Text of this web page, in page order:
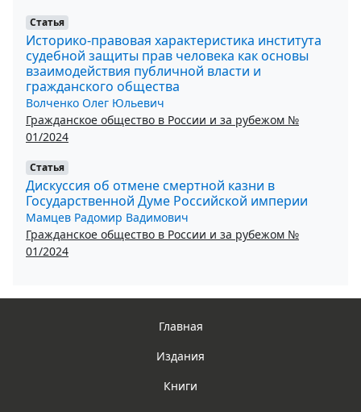
Статья
Историко-правовая характеристика института
судебной защиты прав человека как основы
взаимодействия публичной власти и
гражданского общества
Волченко Олег Юльевич
Гражданское общество в России и за рубежом №
01/2024
Статья
Дискуссия об отмене смертной казни в
Государственной Думе Российской империи
Мамцев Радомир Вадимович
Гражданское общество в России и за рубежом №
01/2024
Главная
Издания
Книги